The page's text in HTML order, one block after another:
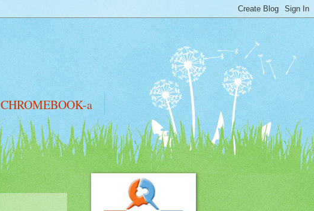
CHROMEBOOK-a